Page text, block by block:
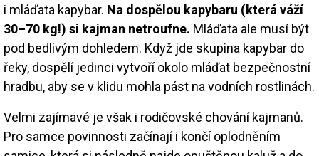
i mláďata kapybar. Na dospělou kapybaru (která váží
30–70 kg!) si kajman netroufne. Mláďata ale musí být
pod bedlivým dohledem. Když jde skupina kapybar do
řeky, dospělí jedinci vytvoří okolo mláďat bezpečnostní
hradbu, aby se v klidu mohla pást na vodních rostlinách.
Velmi zajímavé je však i rodičovské chování kajmanů.
Pro samce povinnosti začínají i končí oplodněním